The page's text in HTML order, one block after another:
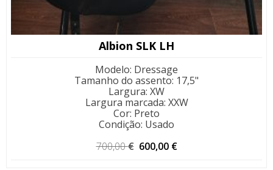
Albion SLK LH
Modelo: Dressage
Tamanho do assento: 17,5"
Largura: XW
Largura marcada: XXW
Cor: Preto
Condição: Usado
700,00€ O
600,00 €